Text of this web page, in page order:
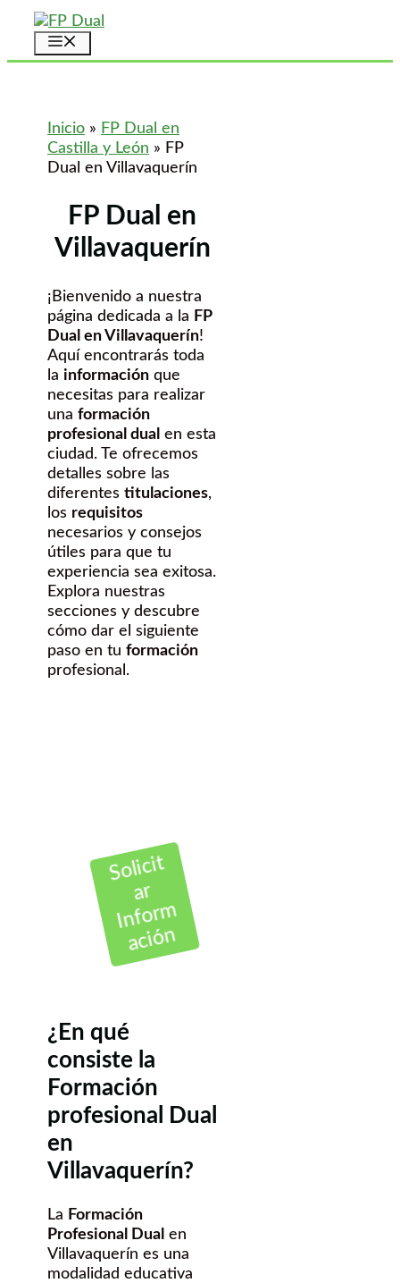
Saltar
contenido
Inicio » FP Dual en
Castilla y León » FP
Dual en Villavaquerín
FP Dual en
Villavaquerín
¡Bienvenido a nuestra
página dedicada a la FP
Dual en Villavaquerín!
Aquí encontrarás toda
la información que
necesitas para realizar
una formación
profesional dual en esta
ciudad. Te ofrecemos
detalles sobre las
diferentes titulaciones,
los requisitos
necesarios y consejos
útiles para que tu
experiencia sea exitosa.
Explora nuestras
secciones y descubre
cómo dar el siguiente
paso en tu formación
profesional.
Solicit
ar
Inform
ación
¿En qué
consiste la
Formación
profesional Dual
en
Villavaquerín?
La Formación
Profesional Dual en
Villavaquerín es una
modalidad educativa